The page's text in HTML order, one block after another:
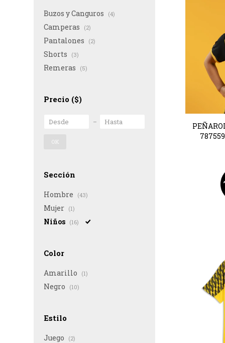
Buzos y Canguros (4)
Camperas (2)
Pantalones (2)
Shorts (3)
Remeras (5)
Precio ($)
OK
Sección
Hombre (43)
Mujer (1)
Niños (16)
Color
Amarillo (1)
Negro (10)
Estilo
Juego (2)